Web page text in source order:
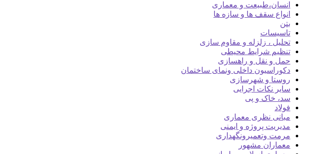
انسان،طبیعت و معماری
انواع سقف ها و سازه ها
بتن
تاسیسات
تحلیل ، زلزله و مقاوم سازی
تنظیم شرایط محیطی
حمل و نقل و راهسازی
دکوراسیون داخلی ونمای ساختمان
روستا و شهرسازی
سایر نکات اجرایی
سد، خاک و پی
فولاد
مبانی نظری معماری
مدیریت پروژه و ایمنی
مرمت وتعمیرونگهداری
معماران مشهور